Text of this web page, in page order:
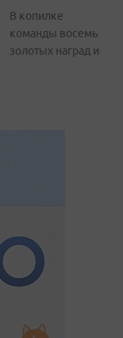
В копилке
команды восемь
золотых наград и